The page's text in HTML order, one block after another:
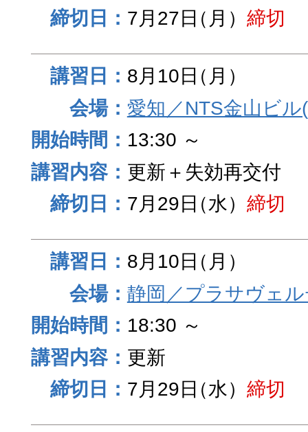
7月27日（月） 締切
8月10日（月）
愛知／NTS金山ビ
13:30 ～
更新＋失効再交付
7月29日（水） 締切
8月10日（月）
静岡／プラサヴェ
18:30 ～
更新
7月29日（水） 締切